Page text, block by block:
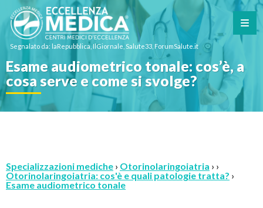
Segnalato da: laRepubblica, IlGiornale, Salute33, ForumSalute.it
Esame audiometrico tonale: cos’è, a
cosa serve e come si svolge?
Specializzazioni mediche › Otorinolaringoiatria › ›
Otorinolaringoiatria: cos'è e quali patologie tratta? ›
Esame audiometrico tonale